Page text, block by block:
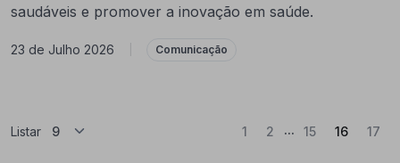
saudáveis e promover a inovação em saúde.
23 de Julho 2026 Comunicação
Listar 1 2 ... 15 16(Atual)
17